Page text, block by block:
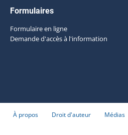
Formulaires
Formulaire en ligne
Demande d'accès à l'information
À propos Droit d'auteur Médias